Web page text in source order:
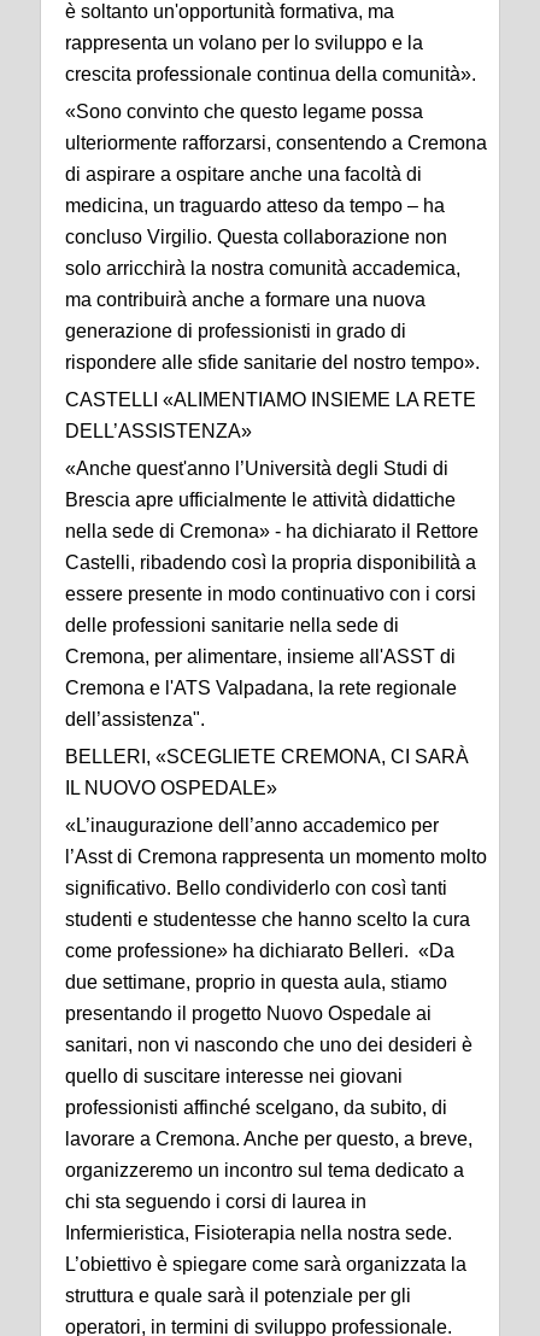
è soltanto un'opportunità formativa, ma
rappresenta un volano per lo sviluppo e la
crescita professionale continua della comunità».
«Sono convinto che questo legame possa
ulteriormente rafforzarsi, consentendo a Cremona
di aspirare a ospitare anche una facoltà di
medicina, un traguardo atteso da tempo – ha
concluso Virgilio. Questa collaborazione non
solo arricchirà la nostra comunità accademica,
ma contribuirà anche a formare una nuova
generazione di professionisti in grado di
rispondere alle sfide sanitarie del nostro tempo».
CASTELLI «ALIMENTIAMO INSIEME LA RETE
DELL’ASSISTENZA»
«Anche quest'anno l’Università degli Studi di
Brescia apre ufficialmente le attività didattiche
nella sede di Cremona» - ha dichiarato il Rettore
Castelli, ribadendo così la propria disponibilità a
essere presente in modo continuativo con i corsi
delle professioni sanitarie nella sede di
Cremona, per alimentare, insieme all'ASST di
Cremona e l'ATS Valpadana, la rete regionale
dell’assistenza".
BELLERI, «SCEGLIETE CREMONA, CI SARÀ
IL NUOVO OSPEDALE»
«L’inaugurazione dell’anno accademico per
l’Asst di Cremona rappresenta un momento molto
significativo. Bello condividerlo con così tanti
studenti e studentesse che hanno scelto la cura
come professione» ha dichiarato Belleri. «Da
due settimane, proprio in questa aula, stiamo
presentando il progetto Nuovo Ospedale ai
sanitari, non vi nascondo che uno dei desideri è
quello di suscitare interesse nei giovani
professionisti affinché scelgano, da subito, di
lavorare a Cremona. Anche per questo, a breve,
organizzeremo un incontro sul tema dedicato a
chi sta seguendo i corsi di laurea in
Infermieristica, Fisioterapia nella nostra sede.
L’obiettivo è spiegare come sarà organizzata la
struttura e quale sarà il potenziale per gli
operatori, in termini di sviluppo professionale.